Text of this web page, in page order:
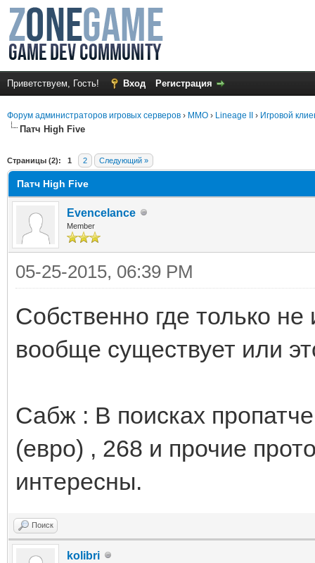
Приветствуем, Гость! Вход Регистрация
Форум администраторов игровых серверов › MMO › Lineage II › Игровой
Патч High Five
Страницы (2): 1 2 Следующий »
Патч High Five
Evencelance
Member
05-25-2015, 06:39 PM
Собственно где только
вообще существует или
Сабж : В поисках
(евро) , 268 и прочие
интересны.
Поиск
kolibri